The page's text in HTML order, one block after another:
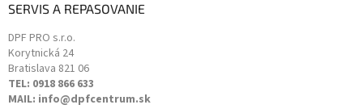
SERVIS A REPASOVANIE
DPF PRO s.r.o.
Korytnická 24
Bratislava 821 06
TEL: 0918 866 633
MAIL: info@dpfcentrum.sk